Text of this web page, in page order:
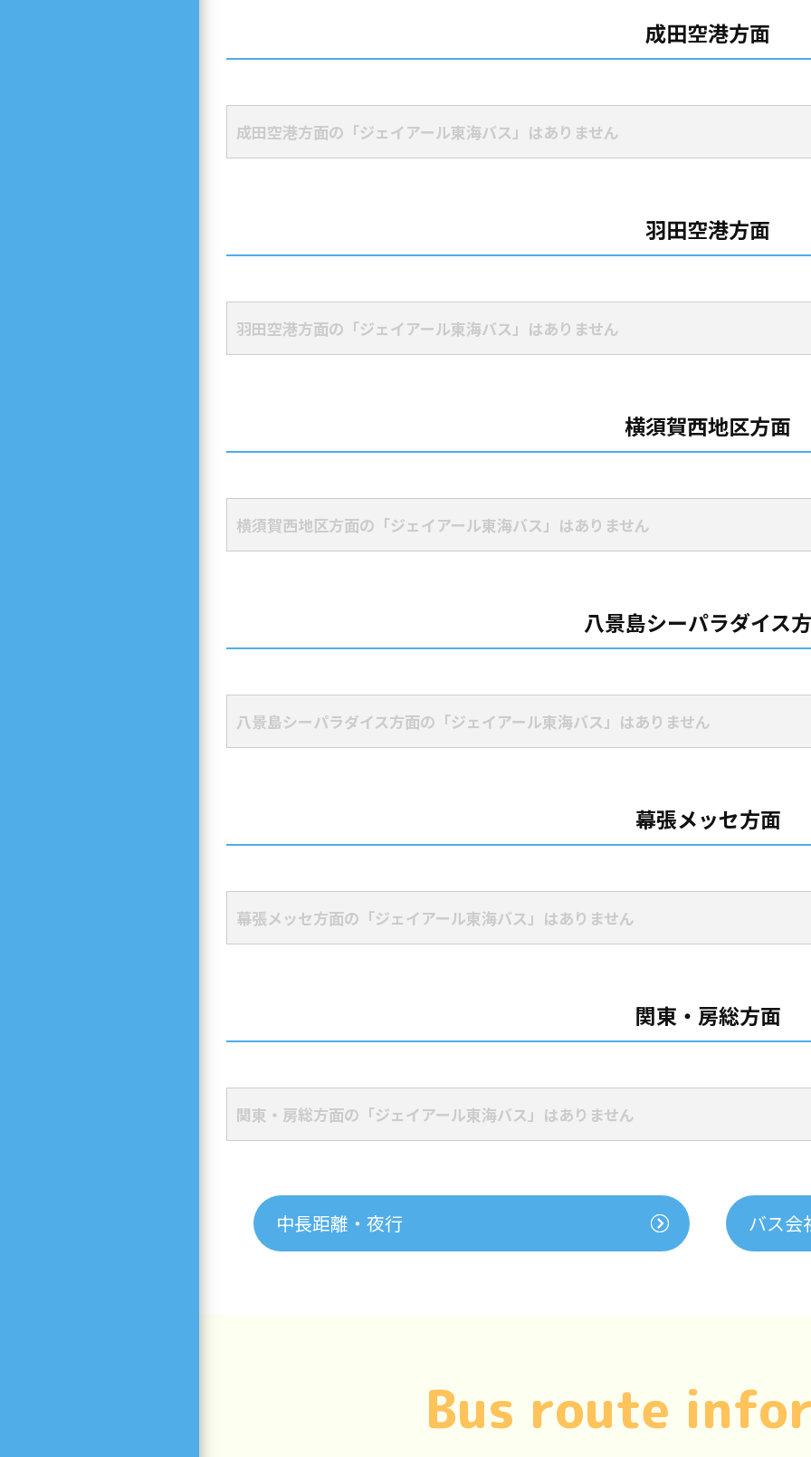
成田空港方面
成田空港方面の「ジェイアール東海バス」はありません
羽田空港方面
羽田空港方面の「ジェイアール東海バス」はありません
横須賀西地区方面
横須賀西地区方面の「ジェイアール東海バス」はありません
八景島シーパラダイス
八景島シーパラダイス方面の「ジェイアール東海バス」はありません
幕張メッセ方面
幕張メッセ方面の「ジェイアール東海バス」はありません
関東・房総方面
関東・房総方面の「ジェイアール東海バス」はありません
中長距離・夜行 バス会
Bus route